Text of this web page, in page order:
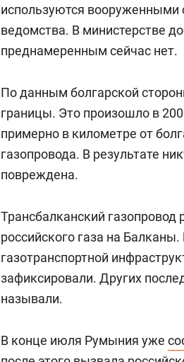
используются вооруженными
ведомства. В министерстве
преднамеренным сейчас нет.
По данным болгарской
границы. Это произошло в
примерно в километре от
газопровода. В результате
повреждена.
Трансбалканский газопровод
российского газа на
газотранспортной
зафиксировали. Других
называли.
В конце июля Румыния уже